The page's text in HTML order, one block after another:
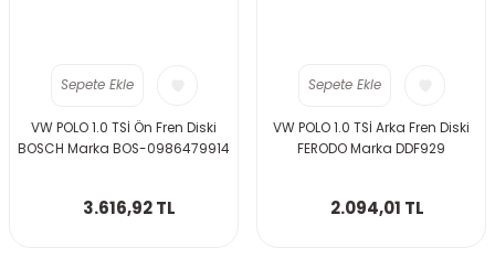
Sepete Ekle
VW POLO 1.0 TSİ Ön Fren Diski
BOSCH Marka BOS-0986479914
3.616,92 TL
Sepete Ekle
VW POLO 1.0 TSİ Arka Fren Diski
FERODO Marka DDF929
2.094,01 TL